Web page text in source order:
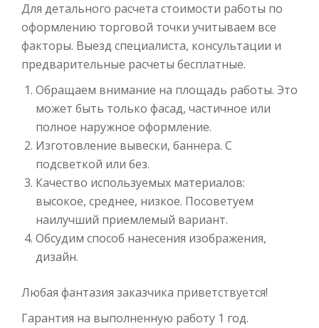
Для детального расчета стоимости работы по
оформлению торговой точки учитываем все
факторы. Выезд специалиста, консультации и
предварительные расчеты бесплатные.
Обращаем внимание на площадь работы. Это
может быть только фасад, частичное или
полное наружное оформление.
Изготовление вывески, баннера. С
подсветкой или без.
Качество используемых материалов:
высокое, среднее, низкое. Посоветуем
наилучший приемлемый вариант.
Обсудим способ нанесения изображения,
дизайн.
Любая фантазия заказчика приветствуется!
Гарантия на выполненную работу 1 год.